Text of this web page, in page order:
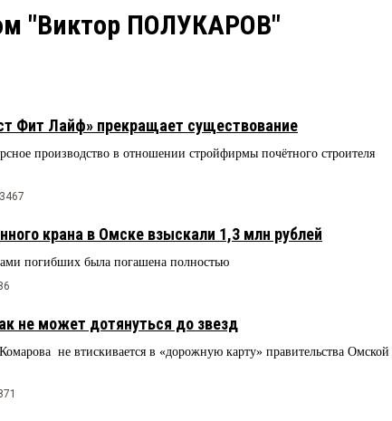
"Виктор ПОЛУКАРОВ"
Фит Лайф» прекращает существование
производство в отношении стройфирмы почётного строителя
3467
крана в Омске взыскали 1,3 млн рублей
погибших была погашена полностью
не может дотянуться до звезд
не втискивается в «дорожную карту» правительства Омской